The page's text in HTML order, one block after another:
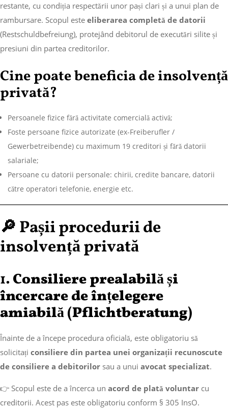
restante, cu condiția respectării unor pași clari și a unui plan de
rambursare. Scopul este eliberarea completă de datorii
(Restschuldbefreiung), protejând debitorul de executări silite și
presiuni din partea creditorilor.
Cine poate beneficia de insolvență
privată?
Persoanele fizice fără activitate comercială activă;
Foste persoane fizice autorizate (ex-Freiberufler /
Gewerbetreibende) cu maximum 19 creditori și fără datorii
salariale;
Persoane cu datorii personale: chirii, credite bancare, datorii
către operatori telefonie, energie etc.
🔎 Pașii procedurii de
insolvență privată
1.Consiliere prealabilă și
încercare de înțelegere
amiabilă (Pflichtberatung)
Înainte de a începe procedura oficială, este obligatoriu să
solicitați consiliere din partea unei organizații recunoscute
de consiliere a debitorilor sau a unui avocat specializat.
👉 Scopul este de a încerca un acord de plată voluntar cu
creditorii. Acest pas este obligatoriu conform § 305 InsO.